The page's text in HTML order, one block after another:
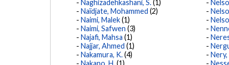
Naghizadehkashani, S.(1)
Naïdjate, Mohammed (2)
Naimi, Malek(1)
Naimi, Safwen (3)
Najafi, Mahsa (1)
Najjar, Ahmed (1)
Nakamura, K.(4)
Nakano, H.(1)
Nery,